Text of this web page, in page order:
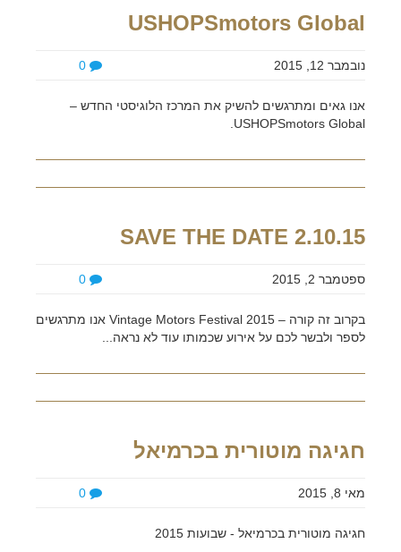
USHOPSmotors Global
נובמבר 12, 2015
אנו גאים ומתרגשים להשיק את המרכז הלוגיסטי החדש –
USHOPSmotors Global.
SAVE THE DATE 2.10.15
ספטמבר 2, 2015
בקרוב זה קורה – Vintage Motors Festival 2015 אנו מתרגשים
לספר ולבשר לכם על אירוע שכמותו עוד לא נראה...
חגיגה מוטורית בכרמיאל
מאי 8, 2015
חגיגה מוטורית בכרמיאל - שבועות 2015